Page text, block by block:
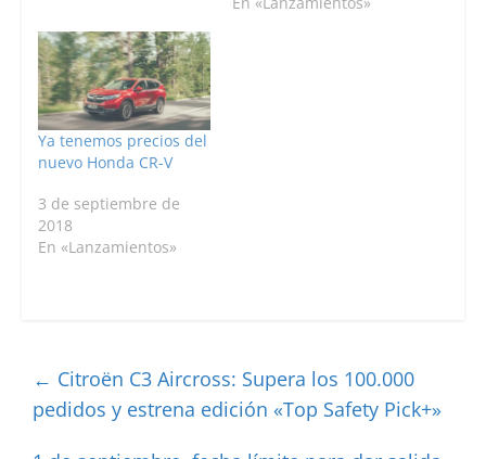
Ya tenemos precios del
nuevo Honda CR-V
3 de septiembre de
2018
En «Lanzamientos»
← Citroën C3 Aircross: Supera los 100.000
pedidos y estrena edición «Top Safety Pick+»